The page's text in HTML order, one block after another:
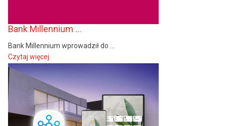
Bank Millennium ...
Bank Millennium wprowadził do ...
Czytaj więcej